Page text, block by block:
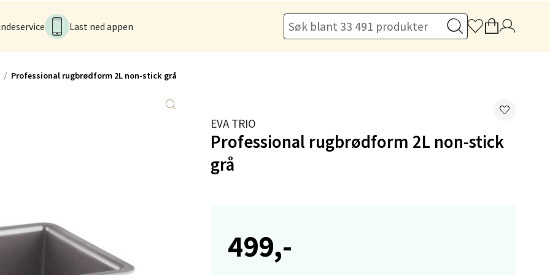
Last ned appen
Professional rugbrødform 2L non-stick grå
EVA TRIO
Professional rugbrødform 2L non-stick
grå
499,-
10-21
Velg
- Gulskogen
dag 10-20
Velg